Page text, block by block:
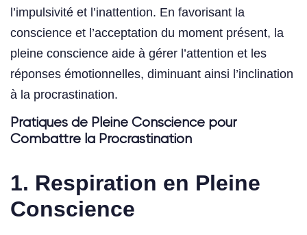
l’impulsivité et l’inattention. En favorisant la
conscience et l’acceptation du moment présent, la
pleine conscience aide à gérer l’attention et les
réponses émotionnelles, diminuant ainsi l’inclination
à la procrastination.
Pratiques de Pleine Conscience pour
Combattre la Procrastination
1. Respiration en Pleine
Conscience